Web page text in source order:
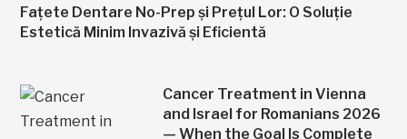
Fațete Dentare No-Prep și Prețul Lor: O Soluție
Estetică Minim Invazivă și Eficientă
Cancer Treatment in Vienna
and Israel for Romanians 2026
— When the Goal Is Complete